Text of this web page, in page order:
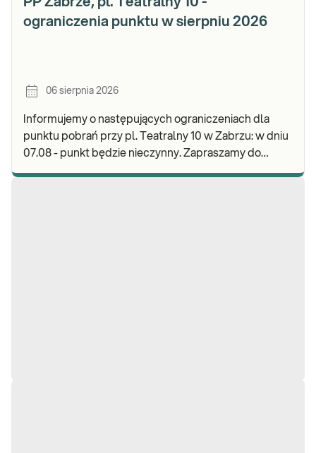
ograniczenia punktu w sierpniu 2026
06 sierpnia 2026
Informujemy o następujących ograniczeniach dla
punktu pobrań przy pl. Teatralny 10 w Zabrzu: w dniu
07.08 - punkt będzie nieczynny. Zapraszamy do